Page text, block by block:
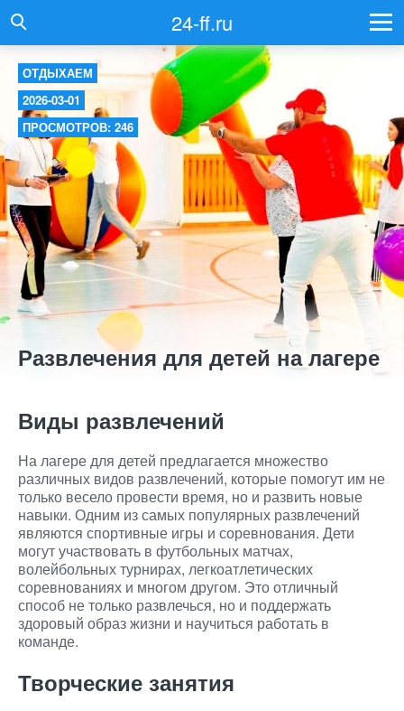
24-ff.ru
ОТДЫХАЕМ
2026-03-01
ПРОСМОТРОВ: 246
Развлечения для детей на лагере
Виды развлечений
На лагере для детей предлагается множество
различных видов развлечений, которые помогут им не
только весело провести время, но и развить новые
навыки. Одним из самых популярных развлечений
являются спортивные игры и соревнования. Дети
могут участвовать в футбольных матчах,
волейбольных турнирах, легкоатлетических
соревнованиях и многом другом. Это отличный
способ не только развлечься, но и поддержать
здоровый образ жизни и научиться работать в
команде.
Творческие занятия